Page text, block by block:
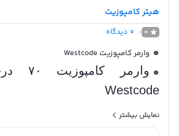
هیتر کامپوزیت
0
0 دیدگاه
وارمر کامپوزیت Westcode
وارمر
Westcode
نمایش بیشتر